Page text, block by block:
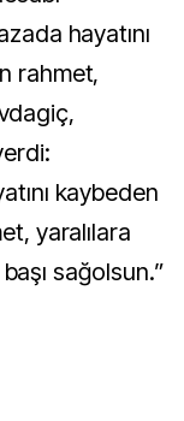
hayatını
rahmet,
kaybeden
yaralılara
sağolsun.”